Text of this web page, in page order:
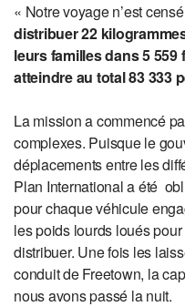
« Notre voyage n’est
distribuer 22
leurs familles dans 5
atteindre au total 83 333
La mission a commencé
complexes. Puisque le
déplacements entre les
Plan International a été
pour chaque véhicule
les poids lourds loués
distribuer. Une fois les
conduit de Freetown, la
nous avons passé la nuit.